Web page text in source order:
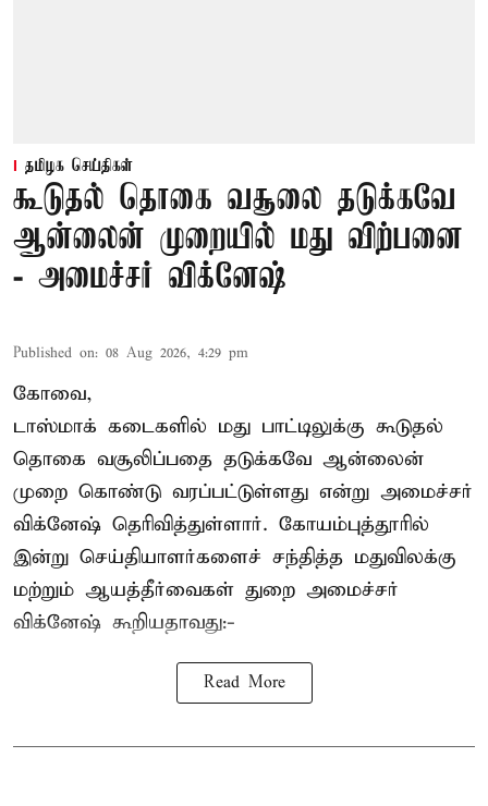
தமிழக செய்திகள்
கூடுதல் தொகை வசூலை தடுக்கவே
ஆன்லைன் முறையில் மது விற்பனை
- அமைச்சர் விக்னேஷ்
Published on: 08 Aug 2026, 4:29 pm
கோவை,
டாஸ்மாக் கடைகளில் மது பாட்டிலுக்கு கூடுதல்
தொகை வசூலிப்பதை தடுக்கவே ஆன்லைன்
முறை கொண்டு வரப்பட்டுள்ளது என்று அமைச்சர்
விக்னேஷ் தெரிவித்துள்ளார். கோயம்புத்தூரில்
இன்று செய்தியாளர்களைச் சந்தித்த மதுவிலக்கு
மற்றும் ஆயத்தீர்வைகள் துறை அமைச்சர்
விக்னேஷ் கூறியதாவது:-
Read More